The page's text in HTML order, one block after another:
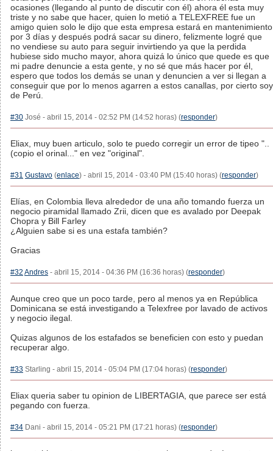
ocasiones (llegando al punto de discutir con él) ahora él esta muy
triste y no sabe que hacer, quien lo metió a TELEXFREE fue un
amigo quien solo le dijo que esta empresa estará en mantenimiento
por 3 días y después podrá sacar su dinero, felizmente logré que
no vendiese su auto para seguir invirtiendo ya que la perdida
hubiese sido mucho mayor, ahora quizá lo único que quede es que
mi padre denuncie a esta gente, y no sé que más hacer por él,
espero que todos los demás se unan y denuncien a ver si llegan a
conseguir que por lo menos agarren a estos canallas, por cierto soy
de Perú.
#30 José - abril 15, 2014 - 02:52 PM (14:52 horas) (responder)
Eliax, muy buen articulo, solo te puedo corregir un error de tipeo "..
(copio el orinal..." en vez "original".
#31 Gustavo (enlace) - abril 15, 2014 - 03:40 PM (15:40 horas) (responder)
Elías, en Colombia lleva alrededor de una año tomando fuerza un
negocio piramidal llamado Zrii, dicen que es avalado por Deepak
Chopra y Bill Farley
¿Alguien sabe si es una estafa también?
Gracias
#32 Andres - abril 15, 2014 - 04:36 PM (16:36 horas) (responder)
Aunque creo que un poco tarde, pero al menos ya en República
Dominicana se está investigando a Telexfree por lavado de activos
y negocio ilegal.
Quizas algunos de los estafados se beneficien con esto y puedan
recuperar algo.
#33 Starling - abril 15, 2014 - 05:04 PM (17:04 horas) (responder)
Eliax queria saber tu opinion de LIBERTAGIA, que parece ser está
pegando con fuerza.
#34 Dani - abril 15, 2014 - 05:21 PM (17:21 horas) (responder)